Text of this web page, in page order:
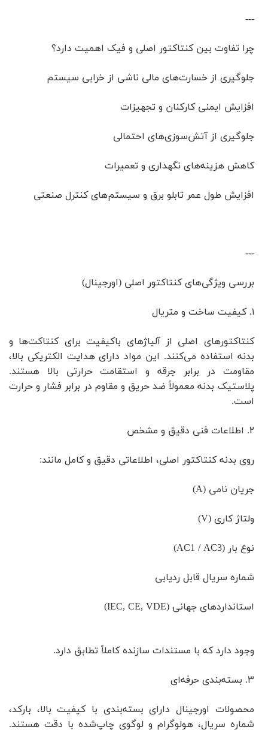
---
چرا تفاوت بین کنتاکتور اصلی و فیک اهمیت دارد؟
جلوگیری از خسارت‌های مالی ناشی از خرابی سیستم
افزایش ایمنی کارکنان و تجهیزات
جلوگیری از آتش‌سوزی‌های احتمالی
کاهش هزینه‌های نگهداری و تعمیرات
افزایش طول عمر تابلو برق و سیستم‌های کنترل صنعتی
---
بررسی ویژگی‌های کنتاکتور اصلی (اورجینال)
۱. کیفیت ساخت و متریال
کنتاکتورهای اصلی از آلیاژهای باکیفیت برای کنتاکت‌ها و
بدنه استفاده می‌کنند. این مواد دارای هدایت الکتریکی بالا،
مقاومت در برابر جرقه و استقامت حرارتی بالا هستند.
پلاستیک بدنه معمولاً ضد حریق و مقاوم در برابر فشار و حرارت
است.
۲. اطلاعات فنی دقیق و مشخص
روی بدنه کنتاکتور اصلی، اطلاعاتی دقیق و کامل مانند:
جریان نامی (A)
ولتاژ کاری (V)
نوع بار (AC1 / AC3)
شماره سریال قابل ردیابی
استانداردهای جهانی (IEC, CE, VDE)
وجود دارد که با مستندات سازنده کاملاً تطابق دارد.
۳. بسته‌بندی حرفه‌ای
محصولات اورجینال دارای بسته‌بندی با کیفیت بالا، بارکد،
شماره سریال، هولوگرام و لوگوی چاپ‌شده با دقت هستند.